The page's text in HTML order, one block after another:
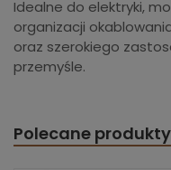
Idealne do elektryki,
organizacji
oraz szerokiego
przemyśle.
Polecane produkty